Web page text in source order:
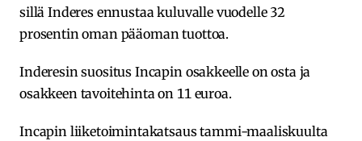
sillä Inderes ennustaa kuluvalle vuodelle 32
prosentin oman pääoman tuottoa.
Inderesin suositus Incapin osakkeelle on osta ja
osakkeen tavoitehinta on 11 euroa.
Incapin liiketoimintakatsaus tammi-maaliskuulta